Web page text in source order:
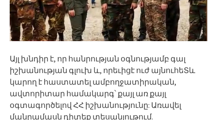
Այլ խնդիր է, որ հանրության օգնությամբ գալ
իշխանության գլուխ և, որեւիցէ ուժ այնուհեՏև
կարող է հաստատել ամբողջատիրական,
ավտորիտար համակարգ՝ քայլ առ քայլ
օգտագործելով ՀՀ իշխանությունը: Առավել
մանրամասն դիտեք տեսանյութում.